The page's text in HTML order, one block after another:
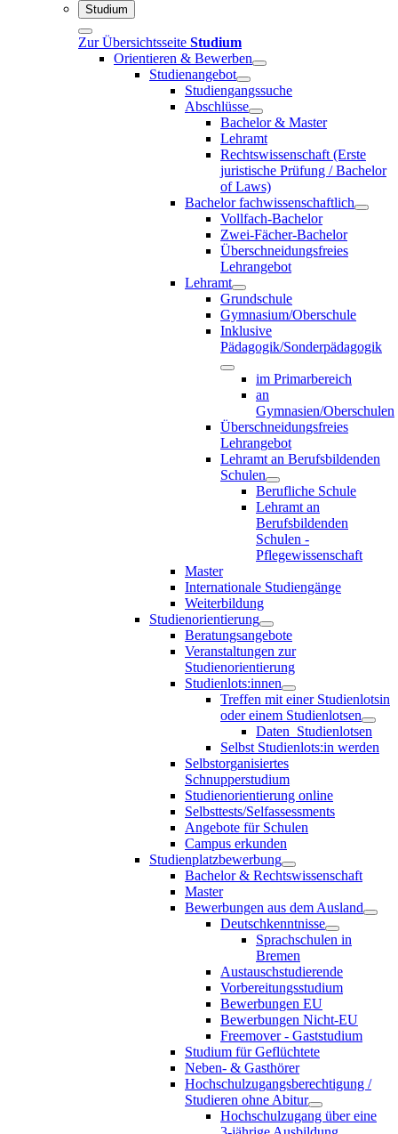
Studium
Zur Übersichtsseite Studium
Orientieren & Bewerben
Studienangebot
Studiengangssuche
Abschlüsse
Bachelor & Master
Lehramt
Rechtswissenschaft (Erste
juristische Prüfung / Bachelor
of Laws)
Bachelor fachwissenschaftlich
Vollfach-Bachelor
Zwei-Fächer-Bachelor
Überschneidungsfreies
Lehrangebot
Lehramt
Grundschule
Gymnasium/Oberschule
Inklusive
Pädagogik/Sonderpädagogik
im Primarbereich
an
Gymnasien/Oberschulen
Überschneidungsfreies
Lehrangebot
Lehramt an Berufsbildenden
Schulen
Berufliche Schule
Lehramt an
Berufsbildenden
Schulen -
Pflegewissenschaft
Master
Internationale Studiengänge
Weiterbildung
Studienorientierung
Beratungsangebote
Veranstaltungen zur
Studienorientierung
Studienlots:innen
Treffen mit einer Studienlotsin
oder einem Studienlotsen
Daten_Studienlotsen
Selbst Studienlots:in werden
Selbstorganisiertes
Schnupperstudium
Studienorientierung online
Selbsttests/Selfassessments
Angebote für Schulen
Campus erkunden
Studienplatzbewerbung
Bachelor & Rechtswissenschaft
Master
Bewerbungen aus dem Ausland
Deutschkenntnisse
Sprachschulen in
Bremen
Austauschstudierende
Vorbereitungsstudium
Bewerbungen EU
Bewerbungen Nicht-EU
Freemover - Gaststudium
Studium für Geflüchtete
Neben- & Gasthörer
Hochschulzugangsberechtigung /
Studieren ohne Abitur
Hochschulzugang über eine